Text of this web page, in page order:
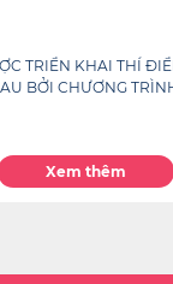
TRIỂN KHAI THÍ
BỞI CHƯƠNG
Xem thêm